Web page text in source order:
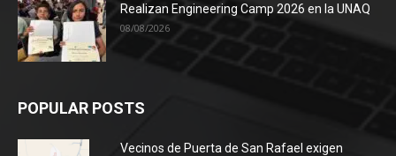
Realizan Engineering Camp 2026 en la UNAQ
08/08/2026
POPULAR POSTS
Vecinos de Puerta de San Rafael exigen